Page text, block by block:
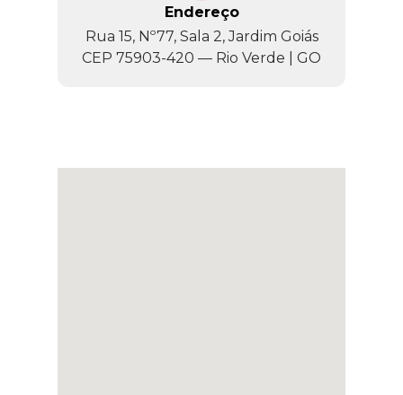
Endereço
Rua 15, Nº77, Sala 2, Jardim Goiás
CEP 75903-420 — Rio Verde | GO